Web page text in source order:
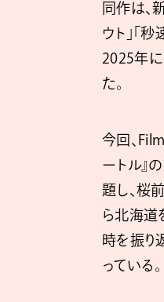
同作は、
ウト」「
2025年
た。
今回、
ートル』
題し、桜
ら北海道
時を振り
っている。